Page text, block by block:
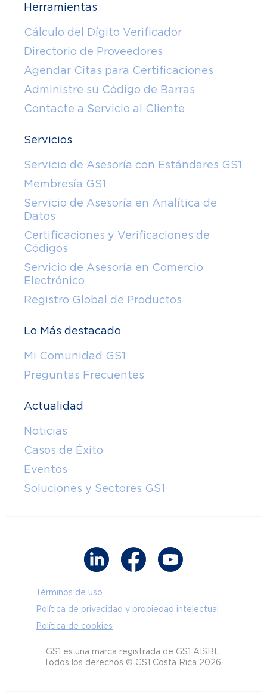
Herramientas
Cálculo del Dígito Verificador
Directorio de Proveedores
Agendar Citas para Certificaciones
Administre su Código de Barras
Contacte a Servicio al Cliente
Servicios
Servicio de Asesoría con Estándares GS1
Membresía GS1
Servicio de Asesoría en Analítica de
Datos
Certificaciones y Verificaciones de
Códigos
Servicio de Asesoría en Comercio
Electrónico
Registro Global de Productos
Lo Más destacado
Mi Comunidad GS1
Preguntas Frecuentes
Actualidad
Noticias
Casos de Éxito
Eventos
Soluciones y Sectores GS1
Términos de uso
Política de privacidad y propiedad intelectual
Política de cookies
GS1 es una marca registrada de GS1 AISBL.
Todos los derechos © GS1 Costa Rica 2026.